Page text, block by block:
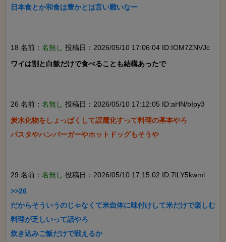
日本食とか和食は豊かとは言い難いなー
18 名前： 名無し 投稿日：2026/05/10 17:06:04 ID:IOM7ZNVJc
ワイは割と白飯だけで食べることも結構あったで
26 名前： 名無し 投稿日：2026/05/10 17:12:05 ID:aHN/bIpy3
炭水化物をしょっぱくして誤魔化すって料理の基本やろ
パスタやハンバーガーやホットドッグもそうや
29 名前： 名無し 投稿日：2026/05/10 17:15:02 ID:7lLY5kwml
>>26
だからそういうのじゃなくて米自体に味付けして米だけで楽しむ
料理が乏しいって話やろ
炊き込みご飯だけで戦えるか